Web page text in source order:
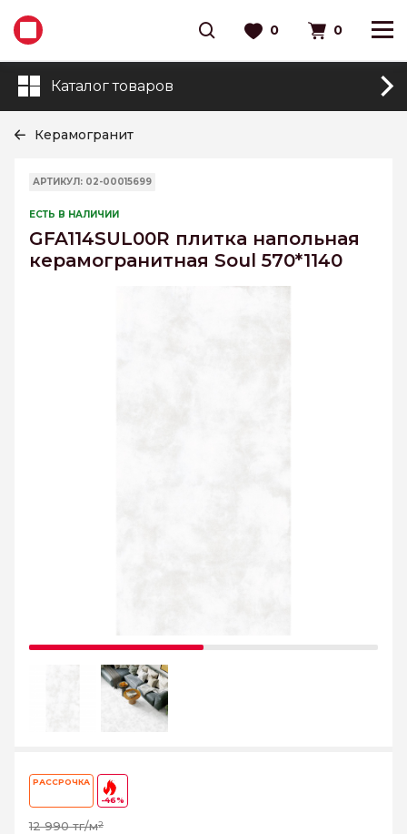
0 0
Каталог товаров
Керамогранит
АРТИКУЛ: 02-00015699
ЕСТЬ В НАЛИЧИИ
GFA114SUL00R плитка напольная
керамогранитная Soul 570*1140
РАССРОЧКА
-46%
12 990 тг/м2